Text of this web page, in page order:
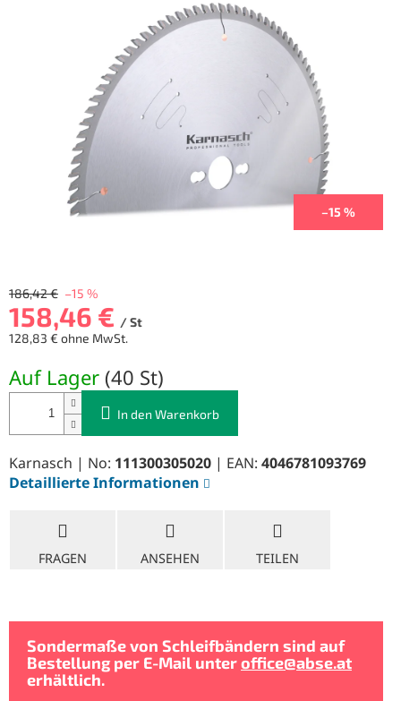
–15 %
186,42 € –15 %
158,46 € / St
128,83 € ohne MwSt.
Auf Lager (40 St)
In den Warenkorb
Karnasch | No: 111300305020 | EAN: 4046781093769
Detaillierte Informationen
FRAGEN ANSEHEN TEILEN
Sondermaße von Schleifbändern sind auf
Bestellung per E-Mail unteroffice@abse.at
erhältlich.